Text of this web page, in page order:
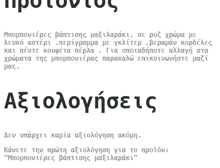
Μπομπονιέρες βάπτισης μαξιλαράκι, σε ροζ χρώμα με
λευκό αστέρι ,περίγραμμα με γκλίτερ ,βεραμάν κορδέλες
και πέντε κουφέτα πέρλα . Για οποιαδήποτε αλλαγή στα
χρώματα της μπομπονιέρας παρακαλώ επικοινωνήστε μαζί
μας.
Αξιολογήσεις
Δεν υπάρχει καμία αξιολόγηση ακόμη.
Κάνετε την πρώτη αξιολόγηση για το προϊόν:
“Μπομπονιέρες βάπτισης μαξιλαράκι”